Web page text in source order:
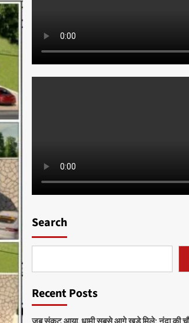
Search
Recent Posts
जब संकट आया, धामी सबसे आगे खड़े मिले; नंदा की